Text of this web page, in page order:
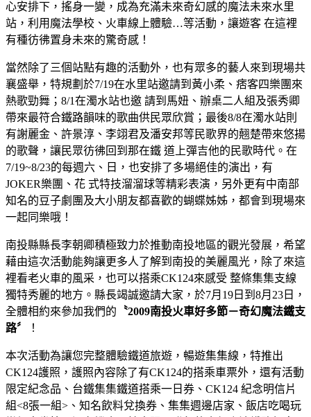
心安排下，搖身一變，成為充滿未來奇幻感的魔法未來水里
站，利用魔法學校、火車線上體驗…等活動，讓遊客 在這裡
有種彷彿置身未來的驚奇感！
當然除了三個站點有趣的活動外，也有眾多的藝人來到現場共
襄盛舉，特規劃於7/19在水里站邀請到黃小柔、痞客四樂團來
熱歌勁舞；8/1在濁水站也邀 請到馬妞、辦桌二人組及張秀卿
帶來最符合鐵路韻味的歌曲供民眾欣賞；最後8/8在濁水站則
有謝麗金、許景淳、李翊君及潘安邦等民歌界的翹楚帶來悠揚
的歌聲，讓民眾彷彿回到那在鐵 道上彈吉他的民歌時代。在
7/19~8/23的每週六、日，也安排了多場絕佳的演出，有
JOKER樂團、花 式特技溜溜球等精彩表演，另外更有中南部
知名的豆子劇團及大小朋友都喜歡的蝴蝶姊姊，都會到現場來
一起同樂哦！
南投縣縣長李朝卿積極致力於推動南投地區的觀光發展，希望
藉由這次活動能夠讓更多人了解到南投的美麗風光，除了來這
裡看老火車的風采，也可以搭乘CK124來感受 整條集集支線
獨特秀麗的地方。縣長竭誠邀請大家，於7月19日到8月23日，
全體相約來參加我們的 〝2009南投火車好多節－奇幻魔法鐵支
路〞
！
本次活動為讓您完整體驗鐵道旅遊，暢遊集集線，特推出
CK124護照，護照內容除了有CK124的搭乘車票外，還有活動
限定紀念品、台鐵集集鐵道搭乘一日券、CK124 紀念明信片
組<8張一組>、知名飲料兌換券、集集週邊店家、飯店吃喝玩